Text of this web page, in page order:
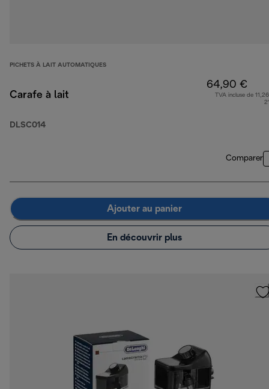
PICHETS À LAIT AUTOMATIQUES
Carafe à lait
DLSC014
64,90 €
TVA incluse de
Comparer
Ajouter au panier
En découvrir plus